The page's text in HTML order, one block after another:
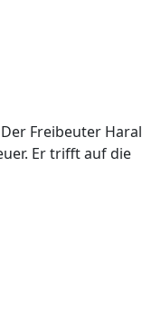
Freibeuter Haral
Er trifft auf die